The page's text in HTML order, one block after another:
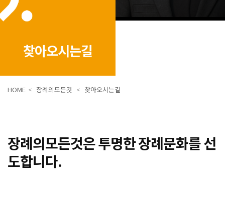
찾아오시는길
HOME < 장례의모든것 < 찾아오시는길
장례의모든것은 투명한 장례문화를 선
도합니다.